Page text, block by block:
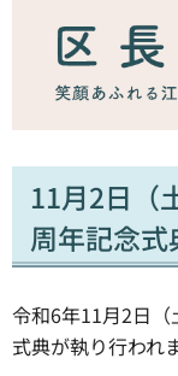
11月2日（
周年記念
令和6年11月2日
式典が執り行われ